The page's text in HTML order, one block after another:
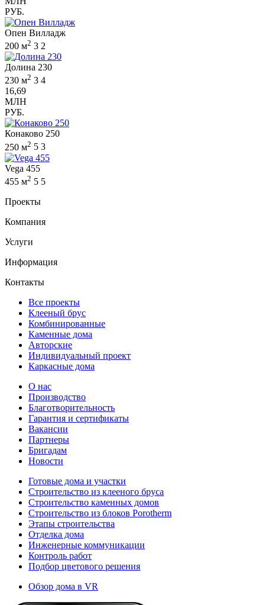
РУБ.
Опен Вилладж
200 м2 3 2
Долина 230
230 м2 3 4
16,69
МЛН
РУБ.
Конаково 250
250 м2 5 3
Vega 455
455 м2 5 5
Проекты
Компания
Услуги
Информация
Контакты
Все проекты
Клееный брус
Комбинированные
Каменные дома
Авторские
Индивидуальный проект
Каркасные дома
О нас
Производство
Благотворительность
Гарантия и сертификаты
Вакансии
Партнеры
Бригадам
Новости
Готовые дома и участки
Строительство из клееного бруса
Строительство каменных домов
Строительство из блоков Porotherm
Этапы строительства
Отделка дома
Инженерные коммуникации
Контроль работ
Подбор цветового решения
Обзор дома в VR